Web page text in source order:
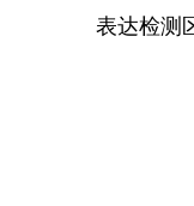
表达检测